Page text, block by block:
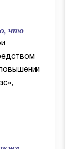
что